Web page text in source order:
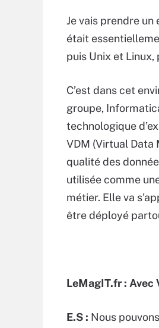
Je vais prendre
était
puis Unix et
C’est dans cet
groupe,
technologique
VDM (Virtual Data
qualité des
utilisée comme
métier. Elle va
être déployé
LeMagIT.fr :
E.S : Nous